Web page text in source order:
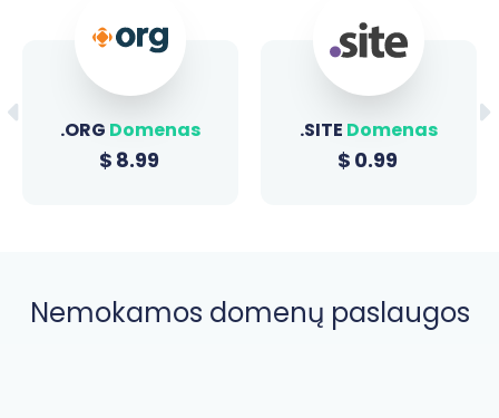
.ORG Domenas
$ 8.99
.SITE Domenas
$ 0.99
Nemokamos domenų paslaugos